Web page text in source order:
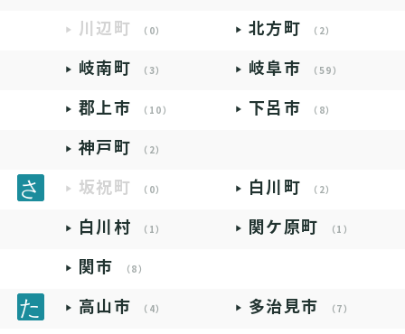
川辺町 （0） 北方町 （2）
岐南町 （3） 岐阜市 （59）
郡上市 （10） 下呂市 （8）
神戸町 （2）
坂祝町 （0） 白川町 （2）
白川村 （1） 関ケ原町 （1）
関市 （8）
高山市 （4） 多治見市 （7）